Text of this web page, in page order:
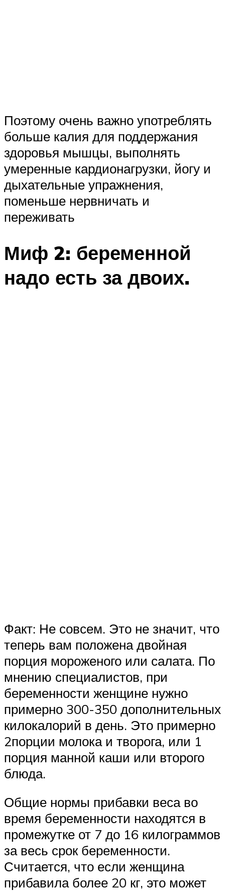
Поэтому очень важно употреблять
больше калия для поддержания
здоровья мышцы, выполнять
умеренные кардионагрузки, йогу и
дыхательные упражнения,
поменьше нервничать и
переживать
Миф 2: беременной
надо есть за двоих.
Факт: Не совсем. Это не значит, что
теперь вам положена двойная
порция мороженого или салата. По
мнению специалистов, при
беременности женщине нужно
примерно 300-350 дополнительных
килокалорий в день. Это примерно
2порции молока и творога, или 1
порция манной каши или второго
блюда.
Общие нормы прибавки веса во
время беременности находятся в
промежутке от 7 до 16 килограммов
за весь срок беременности.
Считается, что если женщина
прибавила более 20 кг, это может